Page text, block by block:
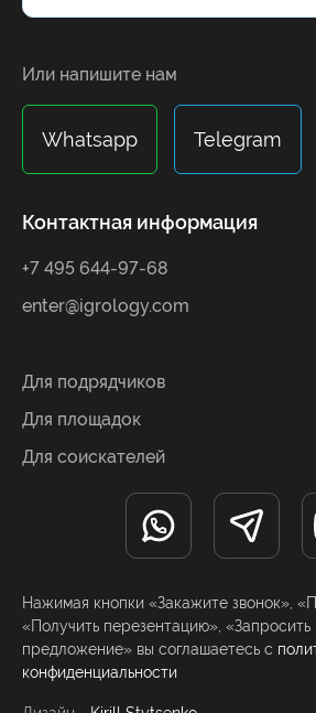
Или напишите нам
Whatsapp Telegram
Контактная информация
+7 495 644-97-68
enter@igrology.com
Для подрядчиков
Для площадок
Для соискателей
Нажимая кнопки «Закажите звонок»,
«Получить перезентацию»,
предложение» вы соглашаетесь с
конфиденциальности